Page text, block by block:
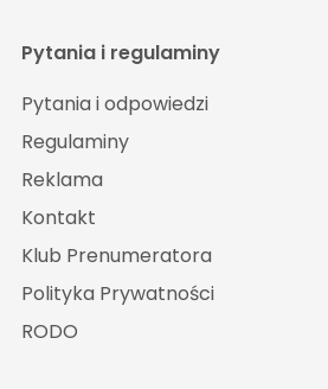
Pytania i regulaminy
Pytania i odpowiedzi
Regulaminy
Reklama
Kontakt
Klub Prenumeratora
Polityka Prywatności
RODO